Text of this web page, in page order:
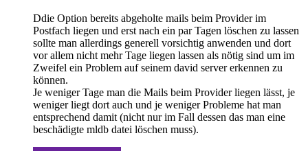
Ddie Option bereits abgeholte mails beim Provider im
Postfach liegen und erst nach ein par Tagen löschen zu lassen
sollte man allerdings generell vorsichtig anwenden und dort
vor allem nicht mehr Tage liegen lassen als nötig sind um im
Zweifel ein Problem auf seinem david server erkennen zu
können.
Je weniger Tage man die Mails beim Provider liegen lässt, je
weniger liegt dort auch und je weniger Probleme hat man
entsprechend damit (nicht nur im Fall dessen das man eine
beschädigte mldb datei löschen muss).